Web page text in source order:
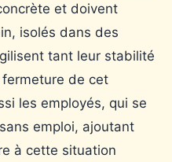
et doivent
isolés dans des
tant leur stabilité
de cet
les employés, qui se
emploi, ajoutant
à cette situation